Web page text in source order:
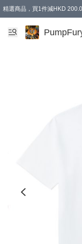
精選商品，買1件減HKD
AAPE商品,會員專享9折或
精選商品，任選買2件或以上
購物滿 HKD 800.00即享免運